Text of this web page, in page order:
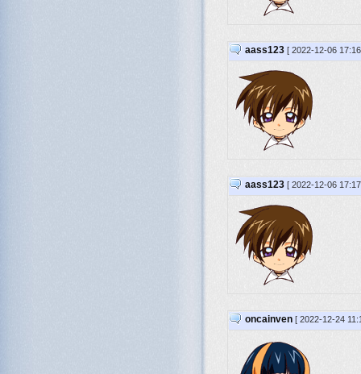
aass123 [ 2022-12-06
aass123 [ 2022-12-06
oncainven [ 2022-12-24